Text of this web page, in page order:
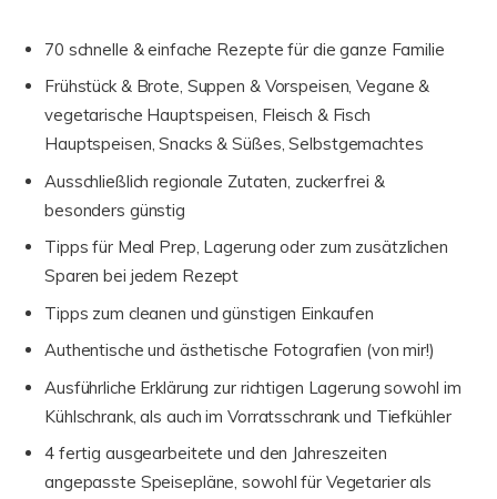
70 schnelle & einfache Rezepte für die ganze Familie
Frühstück & Brote, Suppen & Vorspeisen, Vegane &
vegetarische Hauptspeisen, Fleisch & Fisch
Hauptspeisen, Snacks & Süßes, Selbstgemachtes
Ausschließlich regionale Zutaten, zuckerfrei &
besonders günstig
Tipps für Meal Prep, Lagerung oder zum zusätzlichen
Sparen bei jedem Rezept
Tipps zum cleanen und günstigen Einkaufen
Authentische und ästhetische Fotografien (von mir!)
Ausführliche Erklärung zur richtigen Lagerung sowohl im
Kühlschrank, als auch im Vorratsschrank und Tiefkühler
4 fertig ausgearbeitete und den Jahreszeiten
angepasste Speisepläne, sowohl für Vegetarier als